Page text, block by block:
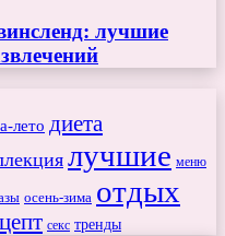
лучшие
лето диета
лучшие меню
осень-зима отдых
секс тренды